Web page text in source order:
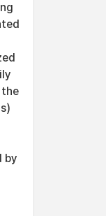
the
by